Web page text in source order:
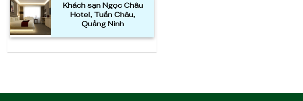
Khách sạn Ngọc Châu
Hotel, Tuần Châu,
Quảng Ninh